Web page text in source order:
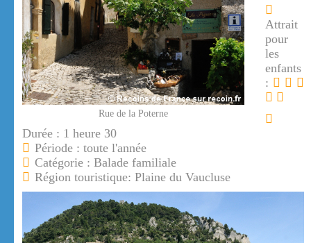
Rue de la Poterne
Attrait
pour
les
enfants
:
Durée : 1 heure 30
Période : toute l'année
Catégorie : Balade familiale
Région touristique: Plaine du Vaucluse